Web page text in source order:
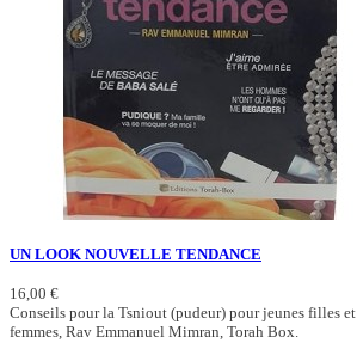
UN LOOK NOUVELLE TENDANCE
16,00 €
Conseils pour la Tsniout (pudeur) pour jeunes filles et
femmes, Rav Emmanuel Mimran, Torah Box.